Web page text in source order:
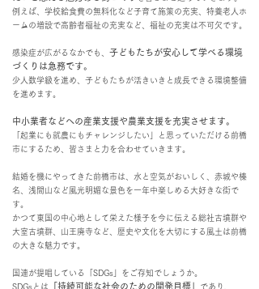
例えば、学校給食費の無料化など子育て施策の充実、特養老人ホ
ームの増設で高齢者福祉の充実など、福祉の充実は不可欠です。
感染症が広がるなかでも、 子どもたちが安心して学べる環境
づくりは急務です。
少人数学級を進め、子どもたちが活きいきと成長できる環境整備
を進めます。
中小業者などへの産業支援や農業支援を充実させます。
起業にも就農にもチャレンジしたい」
と思っていただける前橋
市にするため、皆さまと力を合わせていきます。
結婚を機にやってきた前橋市は、水と空気がおいしく、赤城や榛
名、浅間山など風光明媚な景色を一年中楽しめる大好きな街で
す。
かつて東国の中心地として栄えた様子を今に伝える総社古墳群や
大室古墳群、山王廃寺など、歴史や文化を大切にする風土は前橋
の大きな魅力です。
国連が提唱している「SDGs」をご存知でしょうか。
SDGsとは
「持続可能な社会のための開発目標」 であり、